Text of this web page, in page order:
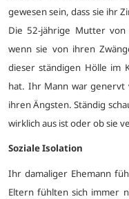
gewesen sein, dass sie ihr
Die 52-jährige Mutter
wenn sie von ihren
dieser ständigen Hölle im
hat. Ihr Mann war genervt
ihren Ängsten. Ständig
wirklich aus ist oder ob sie
Soziale Isolation
Ihr damaliger Ehemann
Eltern fühlten sich immer